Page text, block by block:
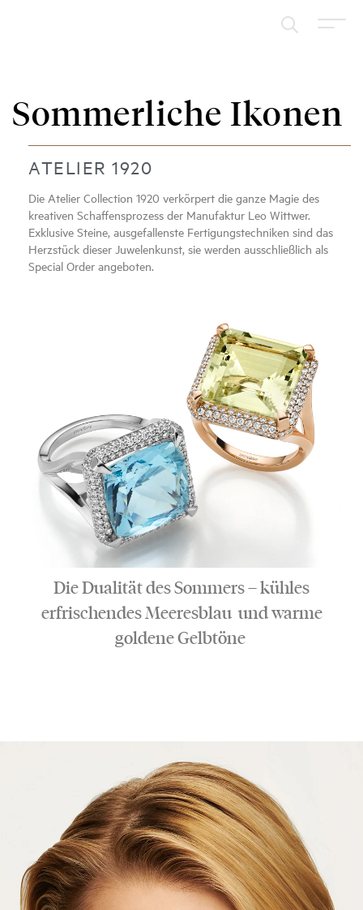
Sommerliche Ikonen
ATELIER 1920
Die Atelier Collection 1920 verkörpert die ganze Magie des
kreativen Schaffensprozess der Manufaktur Leo Wittwer.
Exklusive Steine, ausgefallenste Fertigungstechniken sind das
Herzstück dieser Juwelenkunst, sie werden ausschließlich als
Special Order angeboten.
Die Dualität des Sommers – kühles
erfrischendes Meeresblau und warme
goldene Gelbtöne